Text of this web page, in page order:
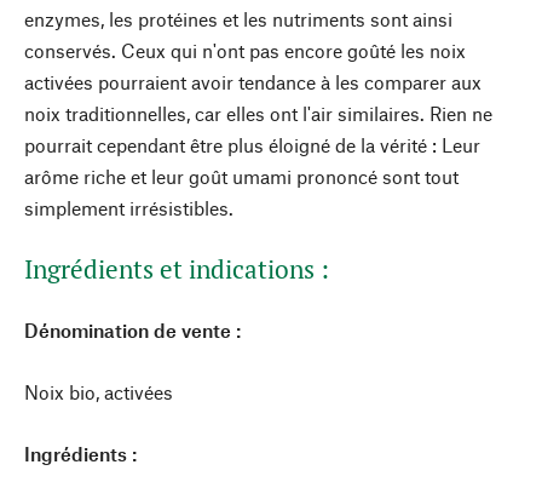
enzymes, les protéines et les nutriments sont ainsi
conservés. Ceux qui n'ont pas encore goûté les noix
activées pourraient avoir tendance à les comparer aux
noix traditionnelles, car elles ont l'air similaires. Rien ne
pourrait cependant être plus éloigné de la vérité : Leur
arôme riche et leur goût umami prononcé sont tout
simplement irrésistibles.
Ingrédients et indications :
Dénomination de vente :
Noix bio, activées
Ingrédients :